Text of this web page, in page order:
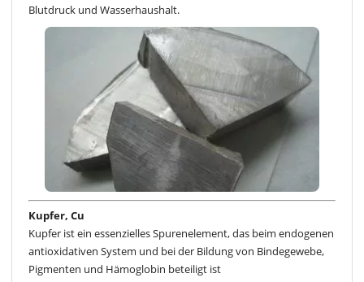
Blutdruck und Wasserhaushalt.
Kupfer, Cu
Kupfer ist ein essenzielles Spurenelement, das beim endogenen
antioxidativen System und bei der Bildung von Bindegewebe,
Pigmenten und Hämoglobin beteiligt ist